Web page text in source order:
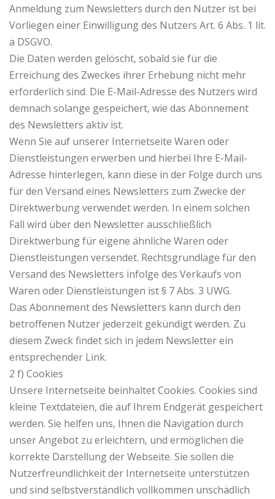
Anmeldung zum Newsletters durch den Nutzer ist bei
Vorliegen einer Einwilligung des Nutzers Art. 6 Abs. 1 lit.
a DSGVO.
Die Daten werden gelöscht, sobald sie für die
Erreichung des Zweckes ihrer Erhebung nicht mehr
erforderlich sind. Die E-Mail-Adresse des Nutzers wird
demnach solange gespeichert, wie das Abonnement
des Newsletters aktiv ist.
Wenn Sie auf unserer Internetseite Waren oder
Dienstleistungen erwerben und hierbei Ihre E-Mail-
Adresse hinterlegen, kann diese in der Folge durch uns
für den Versand eines Newsletters zum Zwecke der
Direktwerbung verwendet werden. In einem solchen
Fall wird über den Newsletter ausschließlich
Direktwerbung für eigene ähnliche Waren oder
Dienstleistungen versendet. Rechtsgrundlage für den
Versand des Newsletters infolge des Verkaufs von
Waren oder Dienstleistungen ist § 7 Abs. 3 UWG.
Das Abonnement des Newsletters kann durch den
betroffenen Nutzer jederzeit gekündigt werden. Zu
diesem Zweck findet sich in jedem Newsletter ein
entsprechender Link.
2 f) Cookies
Unsere Internetseite beinhaltet Cookies. Cookies sind
kleine Textdateien, die auf Ihrem Endgerät gespeichert
werden. Sie helfen uns, Ihnen die Navigation durch
unser Angebot zu erleichtern, und ermöglichen die
korrekte Darstellung der Webseite. Sie sollen die
Nutzerfreundlichkeit der Internetseite unterstützen
und sind selbstverständlich vollkommen unschädlich